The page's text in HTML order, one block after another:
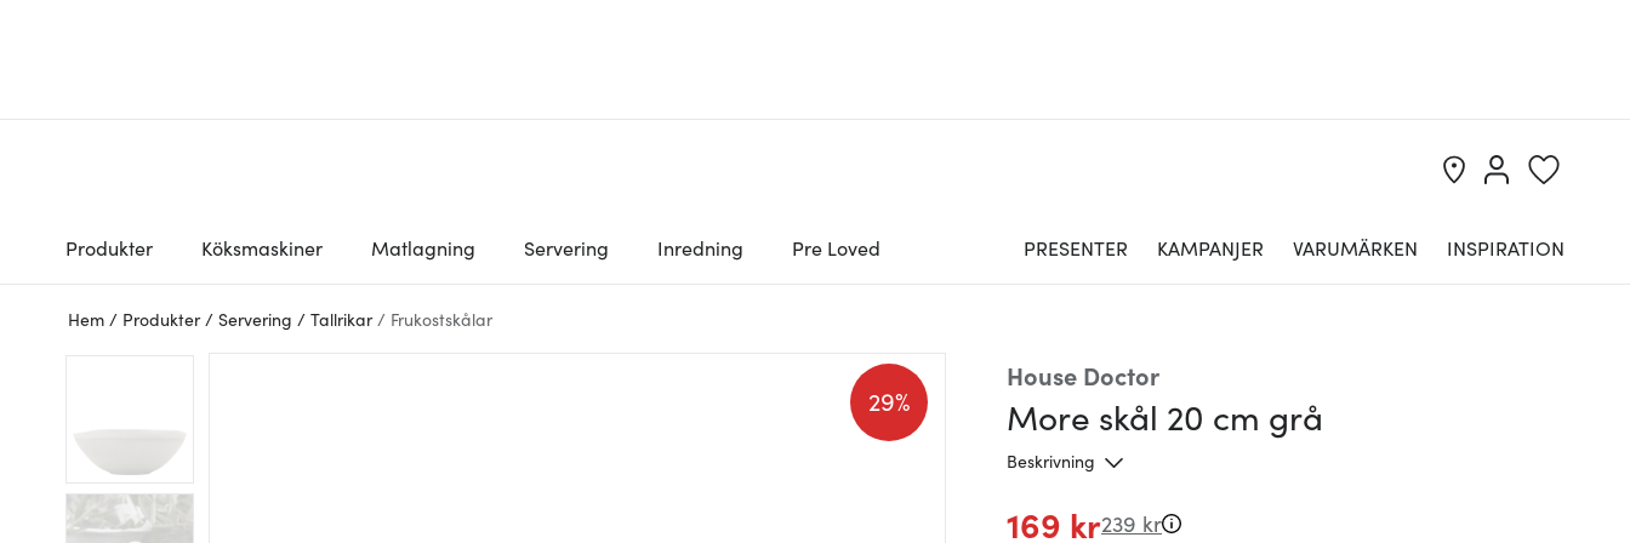
Produkter Köksmaskiner Matlagning Servering Inredning Pre Loved PRESENTER KAMPANJER VARUMÄRKEN INSPIRATION
Hem / Produkter / Servering / Tallrikar / Frukostskålar
House Doctor
More skål 20 cm grå
Beskrivning
29%
169 kr239 kr